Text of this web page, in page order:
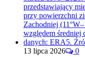
13 lipca 2026 0